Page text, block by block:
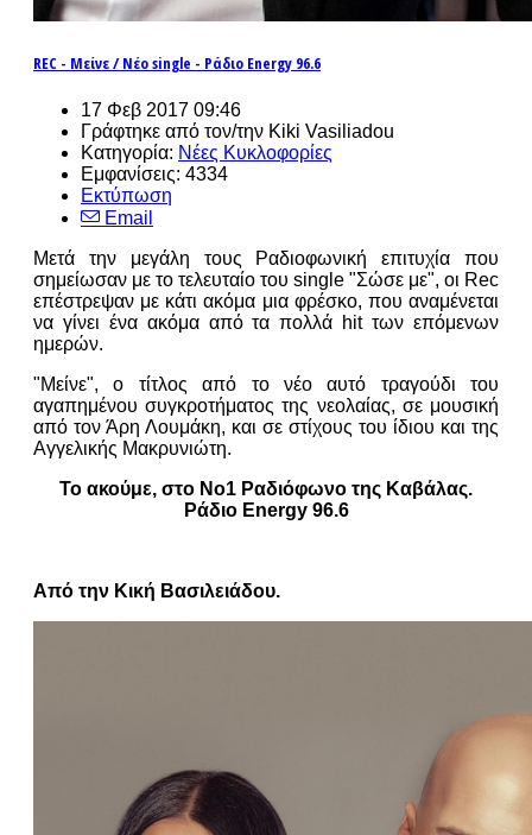
REC - Μείνε / Νέο single - Ράδιο Energy 96.6
17 Φεβ 2017 09:46
Γράφτηκε από τον/την Kiki Vasiliadou
Κατηγορία: Νέες Κυκλοφορίες
Εμφανίσεις: 4334
Εκτύπωση
Email
Μετά την μεγάλη τους Ραδιοφωνική επιτυχία που
σημείωσαν με το τελευταίο του single "Σώσε με", οι Rec
επέστρεψαν με κάτι ακόμα μια φρέσκο, που αναμένεται
να γίνει ένα ακόμα από τα πολλά hit των επόμενων
ημερών.
"Μείνε", ο τίτλος από το νέο αυτό τραγούδι του
αγαπημένου συγκροτήματος της νεολαίας, σε μουσική
από τον Άρη Λουμάκη, και σε στίχους του ίδιου και της
Αγγελικής Μακρυνιώτη.
Το ακούμε, στο Νο1 Ραδιόφωνο της Καβάλας.
Ράδιο Energy 96.6
Από την Κική Βασιλειάδου.